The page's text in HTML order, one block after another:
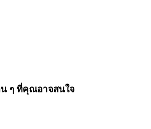
ๆ ที่คุณอาจสนใจ